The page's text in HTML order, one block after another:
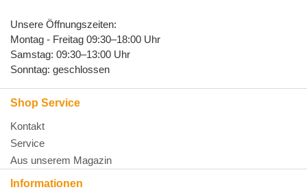
Unsere Öffnungszeiten:
Montag - Freitag 09:30–18:00 Uhr
Samstag: 09:30–13:00 Uhr
Sonntag: geschlossen
Shop Service
Kontakt
Service
Aus unserem Magazin
Informationen